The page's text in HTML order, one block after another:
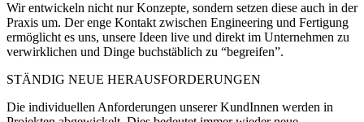
Wir entwickeln nicht nur Konzepte, sondern setzen diese auch in der
Praxis um. Der enge Kontakt zwischen Engineering und Fertigung
ermöglicht es uns, unsere Ideen live und direkt im Unternehmen zu
verwirklichen und Dinge buchstäblich zu “begreifen”.
STÄNDIG NEUE HERAUSFORDERUNGEN
Die individuellen Anforderungen unserer KundInnen werden in